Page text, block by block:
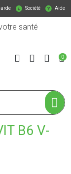
Société Aide
santé
votre service
0
B6 V-